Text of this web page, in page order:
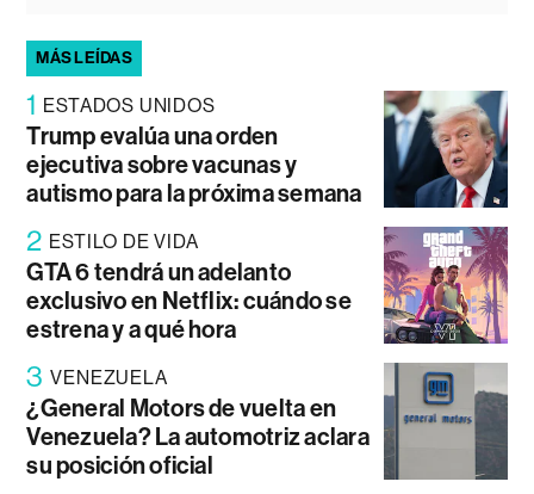
MÁS LEÍDAS
1 ESTADOS UNIDOS
Trump evalúa una orden
ejecutiva sobre vacunas y
autismo para la próxima semana
2 ESTILO DE VIDA
GTA 6 tendrá un adelanto
exclusivo en Netflix: cuándo se
estrena y a qué hora
3 VENEZUELA
¿General Motors de vuelta en
Venezuela? La automotriz aclara
su posición oficial